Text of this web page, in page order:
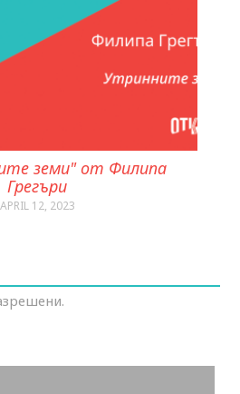
земи" от Филипа
Грегъри
APRIL 12, 2023